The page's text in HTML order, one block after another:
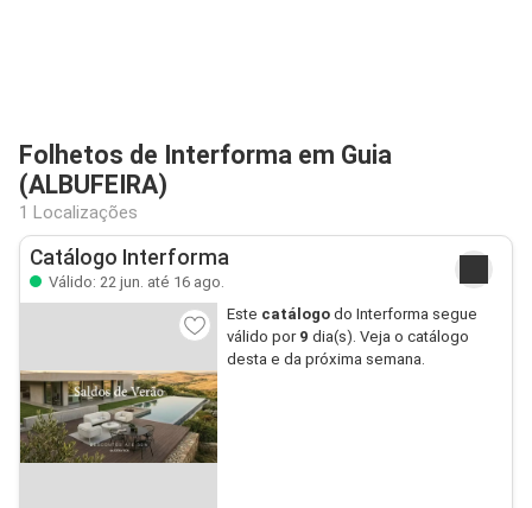
Folhetos de Interforma em Guia
(ALBUFEIRA)
1 Localizações
Catálogo Interforma
Válido: 22 jun. até 16 ago.
Este catálogodo Interforma segue
válido por 9 dia(s). Veja o catálogo
desta e da próxima semana.